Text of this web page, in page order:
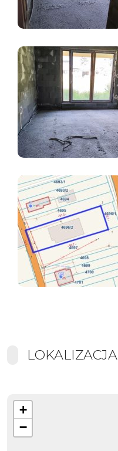
LOKALIZACJA
+
−